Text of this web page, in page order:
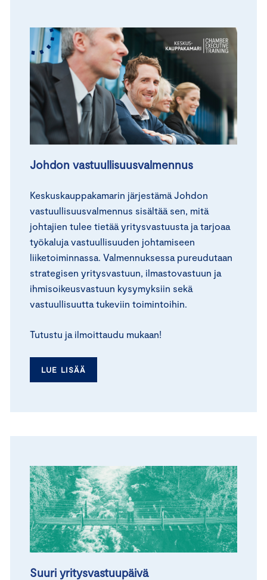
Johdon vastuullisuusvalmennus
Keskuskauppakamarin järjestämä Johdon
vastuullisuusvalmennus sisältää sen, mitä
johtajien tulee tietää yritysvastuusta ja tarjoaa
työkaluja vastuullisuuden johtamiseen
liiketoiminnassa. Valmennuksessa pureudutaan
strategisen yritysvastuun, ilmastovastuun ja
ihmisoikeusvastuun kysymyksiin sekä
vastuullisuutta tukeviin toimintoihin.
Tutustu ja ilmoittaudu mukaan!
LUE LISÄÄ
Suuri yritysvastuupäivä